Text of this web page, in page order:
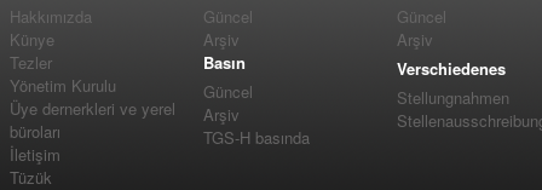
Hakkımızda
Künye
Tezler
Yönetim Kurulu
Üye dernerkleri ve yerel
büroları
İletişim
Tüzük
Güncel
Arşiv
Basın
Güncel
Arşiv
TGS-H basında
Güncel
Arşiv
Verschiedenes
Stellungnahmen